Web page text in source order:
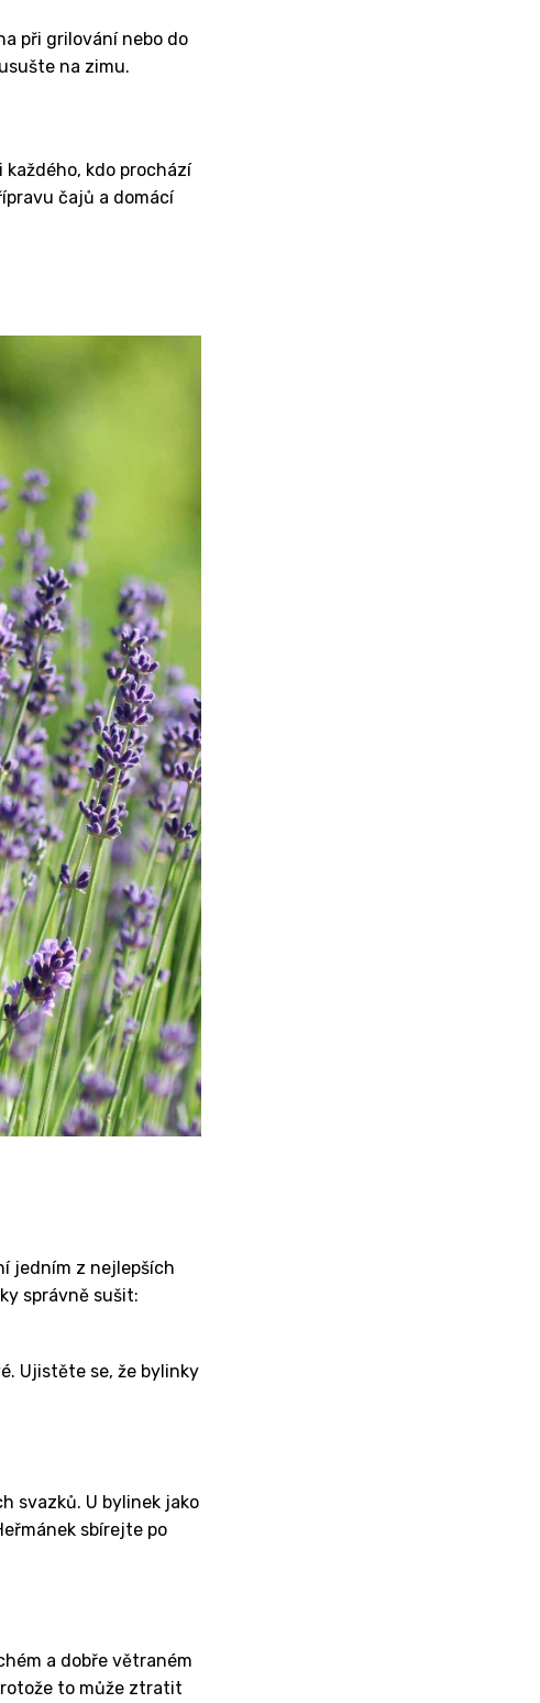
při grilování nebo do
na zimu.
kdo prochází
čajů a domácí
jedním z nejlepších
správně sušit:
Ujistěte se, že bylinky
svazků. U bylinek jako
sbírejte po
a dobře větraném
to může ztratit